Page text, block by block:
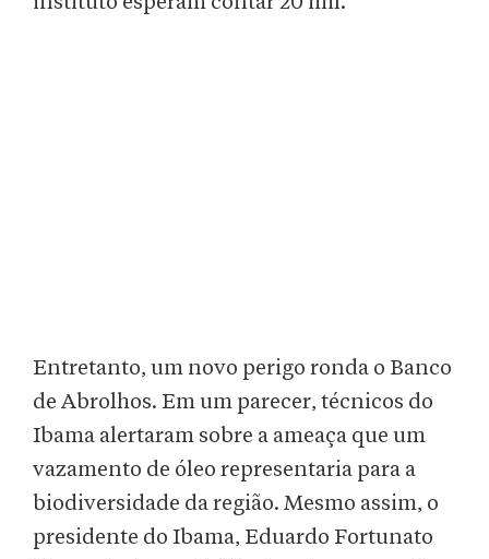
Entretanto, um novo perigo ronda o Banco
de Abrolhos. Em um parecer, técnicos do
Ibama alertaram sobre a ameaça que um
vazamento de óleo representaria para a
biodiversidade da região. Mesmo assim, o
presidente do Ibama, Eduardo Fortunato